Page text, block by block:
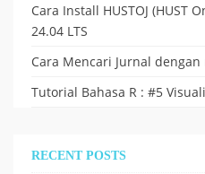
Cara Install HUSTOJ (HUST
24.04 LTS
Cara Mencari Jurnal
Tutorial Bahasa R : #5
RECENT POSTS